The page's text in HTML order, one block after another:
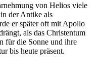
von Helios ​viele
der Antike als
er​ später‌ oft mit Apollo
als das ⁣Christentum
für die Sonne und ihre
⁤bis heute ⁣präsent.